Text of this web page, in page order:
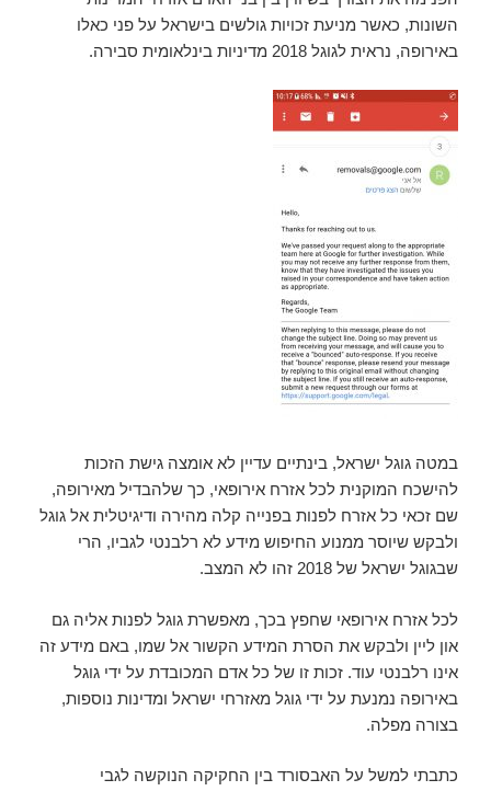
השונות, כאשר מניעת זכויות גולשים בישראל על פני כאלו
באירופה, נראית לגוגל 2018 מדיניות בינלאומית סבירה.
במטה גוגל ישראל, בינתיים עדיין לא אומצה גישת הזכות
להישכח המוקנית לכל אזרח אירופאי, כך שלהבדיל מאירופה,
שם זכאי כל אזרח לפנות בפנייה קלה מהירה ודיגיטלית אל גוגל
ולבקש שיוסר ממנוע החיפוש מידע לא רלבנטי לגביו, הרי
שבגוגל ישראל של 2018 זהו לא המצב.
לכל אזרח אירופאי שחפץ בכך, מאפשרת גוגל לפנות אליה גם
און ליין ולבקש את הסרת המידע הקשור אל שמו, באם מידע זה
אינו רלבנטי עוד. זכות זו של כל אדם המכובדת על ידי גוגל
באירופה נמנעת על ידי גוגל מאזרחי ישראל ומדינות נוספות,
בצורה מפלה.
כתבתי למשל על האבסורד בין החקיקה הנוקשה לגבי